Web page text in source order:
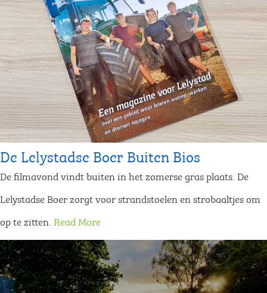
De Lelystadse Boer Buiten Bios
De filmavond vindt buiten in het zomerse gras plaats. De
Lelystadse Boer zorgt voor strandstoelen en strobaaltjes om
op te zitten. Read More